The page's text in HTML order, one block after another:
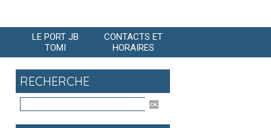
LE PORT JB
TOMI
CONTACTS ET
HORAIRES
RECHERCHE